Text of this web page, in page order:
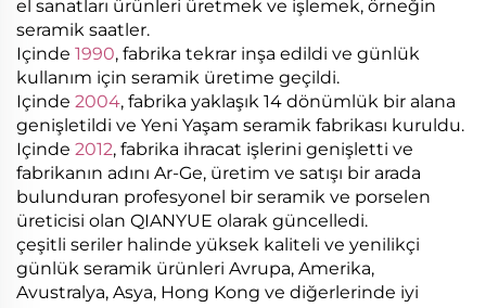
el sanatları ürünleri üretmek ve işlemek, örneğin
seramik saatler.
Içinde 1990, fabrika tekrar inşa edildi ve günlük
kullanım için seramik üretime geçildi.
Içinde 2004, fabrika yaklaşık 14 dönümlük bir alana
genişletildi ve Yeni Yaşam seramik fabrikası kuruldu.
Içinde 2012, fabrika ihracat işlerini genişletti ve
fabrikanın adını Ar-Ge, üretim ve satışı bir arada
bulunduran profesyonel bir seramik ve porselen
üreticisi olan QIANYUE olarak güncelledi.
çeşitli seriler halinde yüksek kaliteli ve yenilikçi
günlük seramik ürünleri Avrupa, Amerika,
Avustralya, Asya, Hong Kong ve diğerlerinde iyi